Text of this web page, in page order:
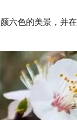
六色的美景，并在